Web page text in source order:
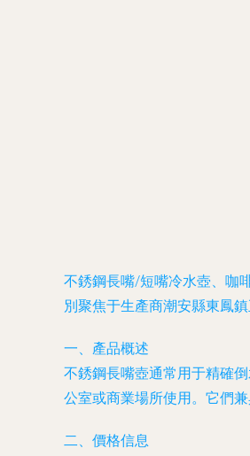
不銹鋼長嘴/短嘴冷水壺、咖
別聚焦于生產商潮安縣東鳳鎮
一、產品概述
不銹鋼長嘴壺通常用于精確
公室或商業場所使用。它們
二、價格信息